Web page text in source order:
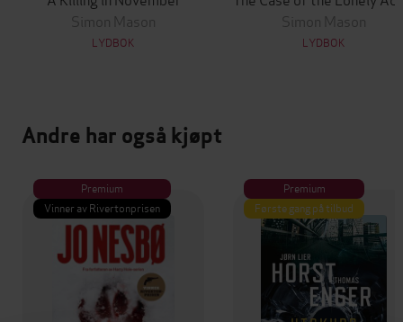
Simon Mason
LYDBOK
Simon Mason
LYDBOK
Andre har også kjøpt
Premium
Vinner av Rivertonprisen
Premium
Første gang på tilbud